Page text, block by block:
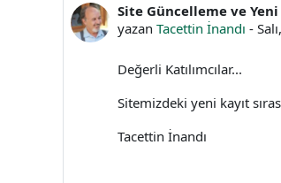
Site Güncelleme ve Yeni
yazan Tacettin İnandı -
Yanıt sayısı: 0
Değerli Katılımcılar...
Sitemizdeki yeni kayıt
Tacettin İnandı